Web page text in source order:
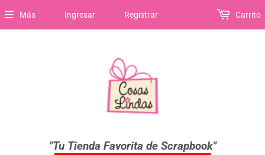
"Tu Tienda Favorita de Scrapbook"
Más Ingresar Registrar Carrito